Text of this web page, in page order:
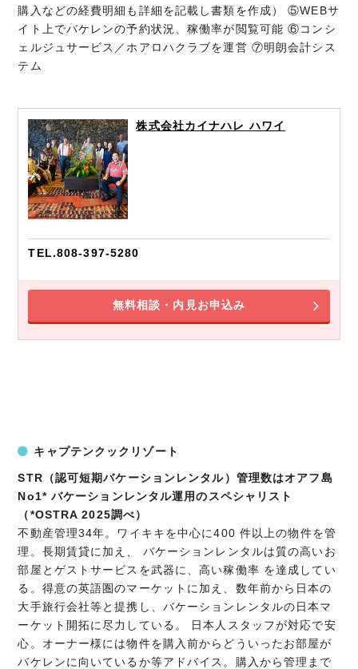
購入などの経費明細も詳細を記載し書類を作成） ⑤WEBサ
イト上でバケレンの予約状況、稼働率が閲覧可能 ⑥コンシ
ェルジュサービス／ホアロハクラブを運営 ⑦明朗会計シス
テム
株式会社カイナハレ ハワイ
TEL.808-397-5280
無料相談・内見お申込み
キャプテンクックリゾート
STR（認可短期バケーションレンタル）管理数はオアフ島
No1* バケーションレンタル運用のスペシャリスト
（*OSTRA 2025調べ）
不動産管理34年。ワイキキを中心に400 件以上の物件を管
理。長期賃貸に加え、 バケーションレンタルは質の高いお
部屋とゲストサービスを武器に、高い稼働率 を達成してい
る。得意の英語圏のマーケットに加え、数年前から日本の
大手旅行会社等と提携し、バケーションレンタルの日本マ
ーケット開拓に尽力している。 日本人スタッフが対応で安
心。オーナー様には物件を購入前からどういったお部屋が
バケレンに向いているか等アドバイス。購入から管理まで